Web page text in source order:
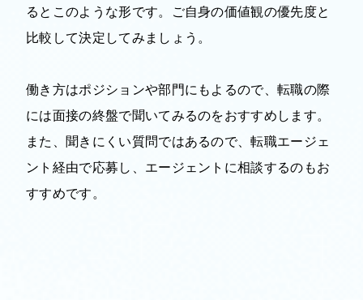
るとこのような形です。ご自身の価値観の優先度と
比較して決定してみましょう。
働き方はポジションや部門にもよるので、転職の際
には面接の終盤で聞いてみるのをおすすめします。
また、聞きにくい質問ではあるので、転職エージェ
ント経由で応募し、エージェントに相談するのもお
すすめです。